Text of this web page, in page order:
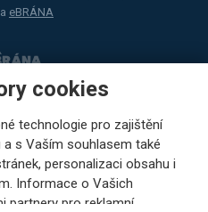
cookies
technologie pro zajištění
s Vaším souhlasem také
personalizaci obsahu i
Informace o Vašich
partnery pro reklamní,
eBRÁNA